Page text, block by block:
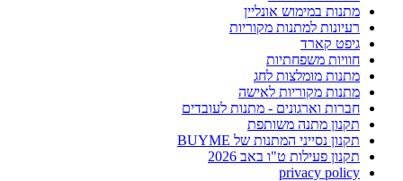
מתנות במימוש אונליין
רעיונות למתנות מקוריות
גיפט קארד
חוויות משפחתיות
מתנות מומלצות לחג
מתנות מקוריות לאישה
חברות וארגונים - מתנות לעובדים
תקנון מתנה משותפת
תקנון נסייני המתנות של BUYME
תקנון פעילות ט"ו באב 2026
privacy policy